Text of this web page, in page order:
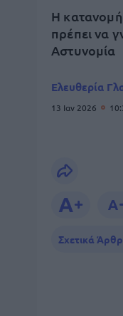
Η
πρέπει να
Αστυνομία
Ελευθερία
13 Ιαν 2026
Σχετικά